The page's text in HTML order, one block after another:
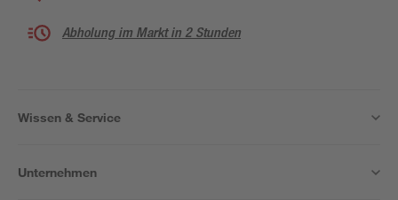
Abholung im Markt in 2 Stunden
Wissen & Service
Unternehmen